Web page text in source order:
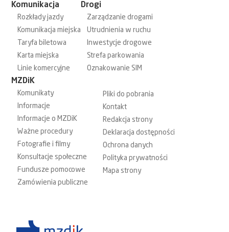
Komunikacja
Rozkłady jazdy
Komunikacja miejska
Taryfa biletowa
Karta miejska
Linie komercyjne
Drogi
Zarządzanie drogami
Utrudnienia w ruchu
Inwestycje drogowe
Strefa parkowania
Oznakowanie SIM
MZDiK
Komunikaty
Informacje
Informacje o MZDiK
Ważne procedury
Fotografie i filmy
Konsultacje społeczne
Fundusze pomocowe
Zamówienia publiczne
Pliki do pobrania
Kontakt
Redakcja strony
Deklaracja dostępności
Ochrona danych
Polityka prywatności
Mapa strony